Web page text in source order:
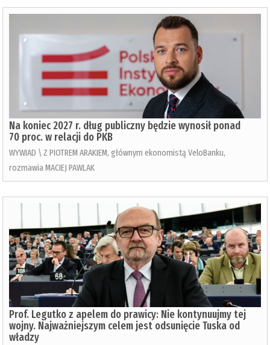
Na koniec 2027 r. dług publiczny będzie wynosił ponad
70 proc. w relacji do PKB
WYWIAD \ Z PIOTREM ARAKIEM, głównym ekonomistą VeloBanku,
rozmawia MACIEJ PAWLAK
Prof. Legutko z apelem do prawicy: Nie kontynuujmy tej
wojny. Najważniejszym celem jest odsunięcie Tuska od
władzy